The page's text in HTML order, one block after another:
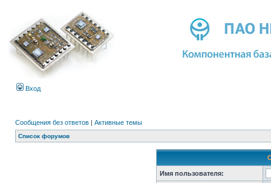
Вход
Сообщения без ответов | Активные темы
Список форумов
Имя пользователя: